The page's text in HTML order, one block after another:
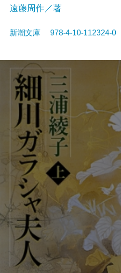
遠藤周作／著
新潮文庫 978-4-10-112324-